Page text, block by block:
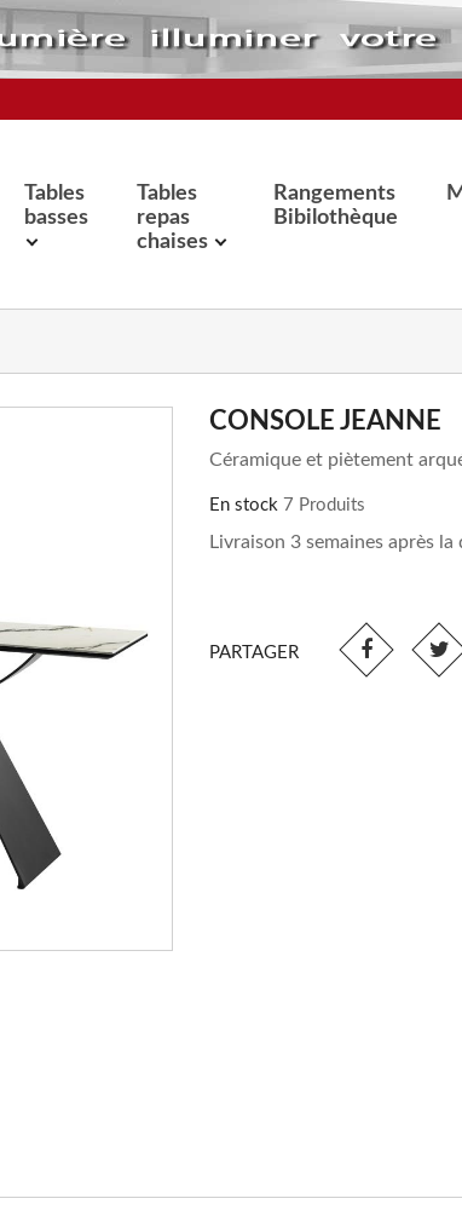
Tables
basses
Tables
repas
chaises
Rangements
Bibilothèque
CONSOLE JEANNE
Céramique et piètement
En stock 7 Produits
Livraison 3 semaines après
PARTAGER